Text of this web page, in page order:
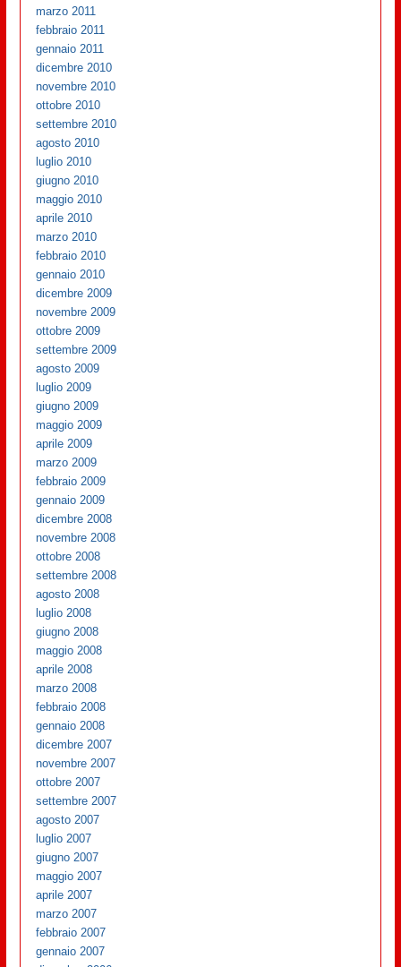
marzo 2011
febbraio 2011
gennaio 2011
dicembre 2010
novembre 2010
ottobre 2010
settembre 2010
agosto 2010
luglio 2010
giugno 2010
maggio 2010
aprile 2010
marzo 2010
febbraio 2010
gennaio 2010
dicembre 2009
novembre 2009
ottobre 2009
settembre 2009
agosto 2009
luglio 2009
giugno 2009
maggio 2009
aprile 2009
marzo 2009
febbraio 2009
gennaio 2009
dicembre 2008
novembre 2008
ottobre 2008
settembre 2008
agosto 2008
luglio 2008
giugno 2008
maggio 2008
aprile 2008
marzo 2008
febbraio 2008
gennaio 2008
dicembre 2007
novembre 2007
ottobre 2007
settembre 2007
agosto 2007
luglio 2007
giugno 2007
maggio 2007
aprile 2007
marzo 2007
febbraio 2007
gennaio 2007